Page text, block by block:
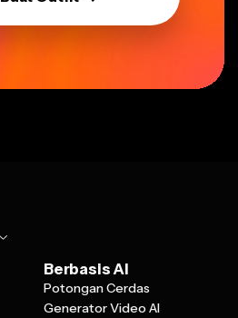
Berbasis AI
Potongan Cerdas
Generator Video AI